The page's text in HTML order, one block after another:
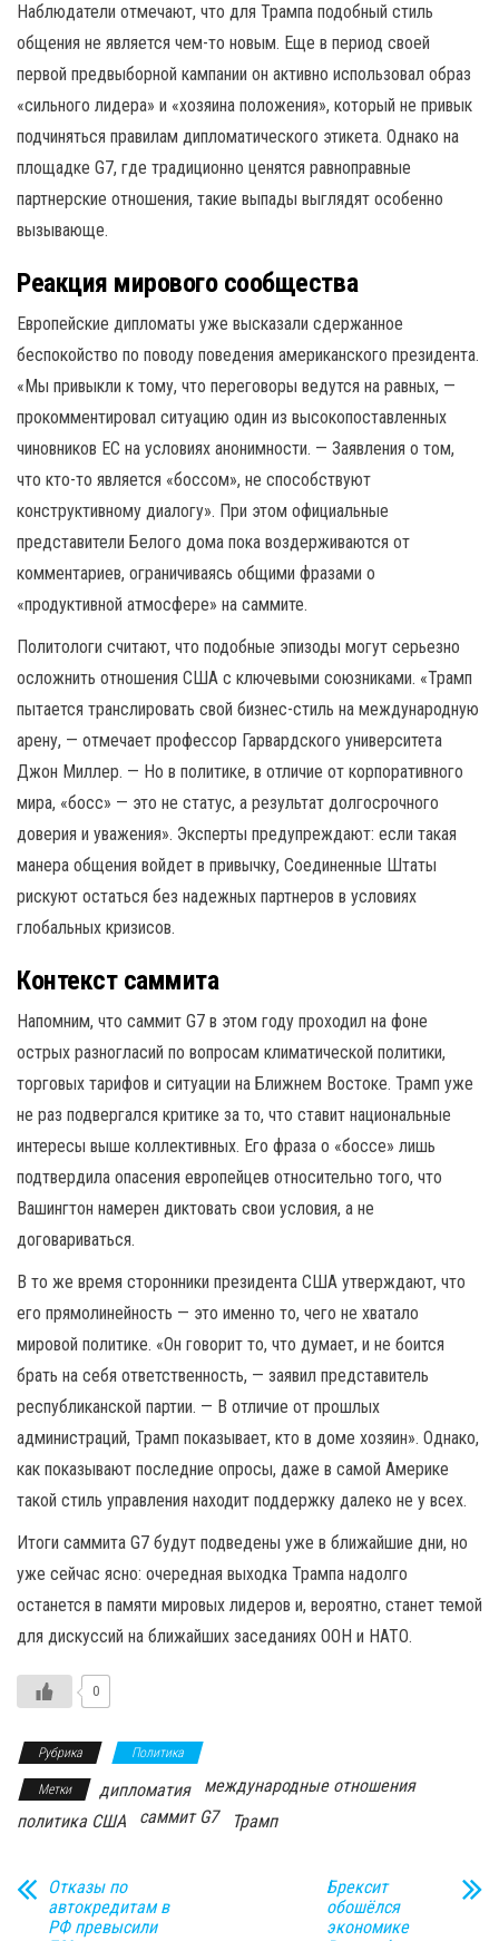
Наблюдатели отмечают, что для Трампа подобный стиль
общения не является чем-то новым. Еще в период своей
первой предвыборной кампании он активно использовал образ
«сильного лидера» и «хозяина положения», который не привык
подчиняться правилам дипломатического этикета. Однако на
площадке G7, где традиционно ценятся равноправные
партнерские отношения, такие выпады выглядят особенно
вызывающе.
Реакция мирового сообщества
Европейские дипломаты уже высказали сдержанное
беспокойство по поводу поведения американского президента.
«Мы привыкли к тому, что переговоры ведутся на равных, —
прокомментировал ситуацию один из высокопоставленных
чиновников ЕС на условиях анонимности. — Заявления о том,
что кто-то является «боссом», не способствуют
конструктивному диалогу». При этом официальные
представители Белого дома пока воздерживаются от
комментариев, ограничиваясь общими фразами о
«продуктивной атмосфере» на саммите.
Политологи считают, что подобные эпизоды могут серьезно
осложнить отношения США с ключевыми союзниками. «Трамп
пытается транслировать свой бизнес-стиль на международную
арену, — отмечает профессор Гарвардского университета
Джон Миллер. — Но в политике, в отличие от корпоративного
мира, «босс» — это не статус, а результат долгосрочного
доверия и уважения». Эксперты предупреждают: если такая
манера общения войдет в привычку, Соединенные Штаты
рискуют остаться без надежных партнеров в условиях
глобальных кризисов.
Контекст саммита
Напомним, что саммит G7 в этом году проходил на фоне
острых разногласий по вопросам климатической политики,
торговых тарифов и ситуации на Ближнем Востоке. Трамп уже
не раз подвергался критике за то, что ставит национальные
интересы выше коллективных. Его фраза о «боссе» лишь
подтвердила опасения европейцев относительно того, что
Вашингтон намерен диктовать свои условия, а не
договариваться.
В то же время сторонники президента США утверждают, что
его прямолинейность — это именно то, чего не хватало
мировой политике. «Он говорит то, что думает, и не боится
брать на себя ответственность, — заявил представитель
республиканской партии. — В отличие от прошлых
администраций, Трамп показывает, кто в доме хозяин». Однако,
как показывают последние опросы, даже в самой Америке
такой стиль управления находит поддержку далеко не у всех.
Итоги саммита G7 будут подведены уже в ближайшие дни, но
уже сейчас ясно: очередная выходка Трампа надолго
останется в памяти мировых лидеров и, вероятно, станет темой
для дискуссий на ближайших заседаниях ООН и НАТО.
0
Рубрика Политика
Метки дипломатия
международные отношения
политика США
саммит G7 Трамп
Отказы по
автокредитам в
РФ превысили
Брексит
обошёлся
экономике